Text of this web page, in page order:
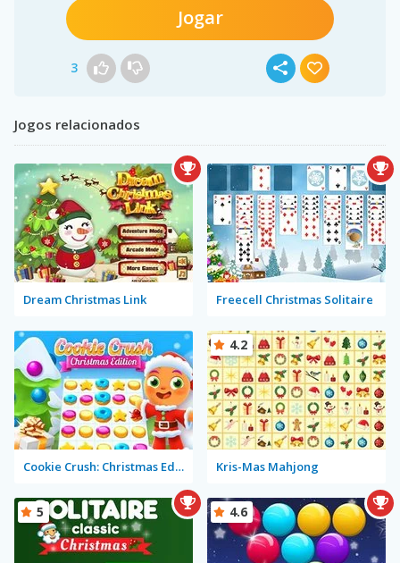
Jogar
3
Jogos relacionados
Dream Christmas Link Freecell Christmas Solitaire
Cookie Crush: Christmas Edition Kris-Mas Mahjong
4.2
5 4.6